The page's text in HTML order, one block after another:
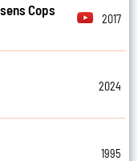
Cops
2017
2024
1995